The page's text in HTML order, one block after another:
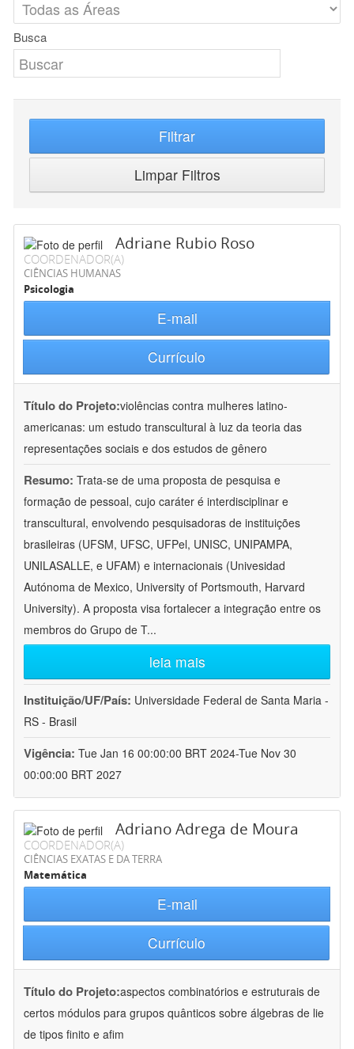
Busca
Filtrar
Limpar Filtros
Adriane Rubio Roso
COORDENADOR(A)
CIÊNCIAS HUMANAS
Psicologia
E-mail
Currículo
Título do Projeto:violências contra mulheres latino-
americanas: um estudo transcultural à luz da teoria das
representações sociais e dos estudos de gênero
Resumo: Trata-se de uma proposta de pesquisa e
formação de pessoal, cujo caráter é interdisciplinar e
transcultural, envolvendo pesquisadoras de instituições
brasileiras (UFSM, UFSC, UFPel, UNISC, UNIPAMPA,
UNILASALLE, e UFAM) e internacionais (Univesidad
Autónoma de Mexico, University of Portsmouth, Harvard
University). A proposta visa fortalecer a integração entre os
membros do Grupo de T...
leia mais
Instituição/UF/País: Universidade Federal de Santa Maria -
RS - Brasil
Vigência: Tue Jan 16 00:00:00 BRT 2024-Tue Nov 30
00:00:00 BRT 2027
Adriano Adrega de Moura
COORDENADOR(A)
CIÊNCIAS EXATAS E DA TERRA
Matemática
E-mail
Currículo
Título do Projeto:aspectos combinatórios e estruturais de
certos módulos para grupos quânticos sobre álgebras de lie
de tipos finito e afim